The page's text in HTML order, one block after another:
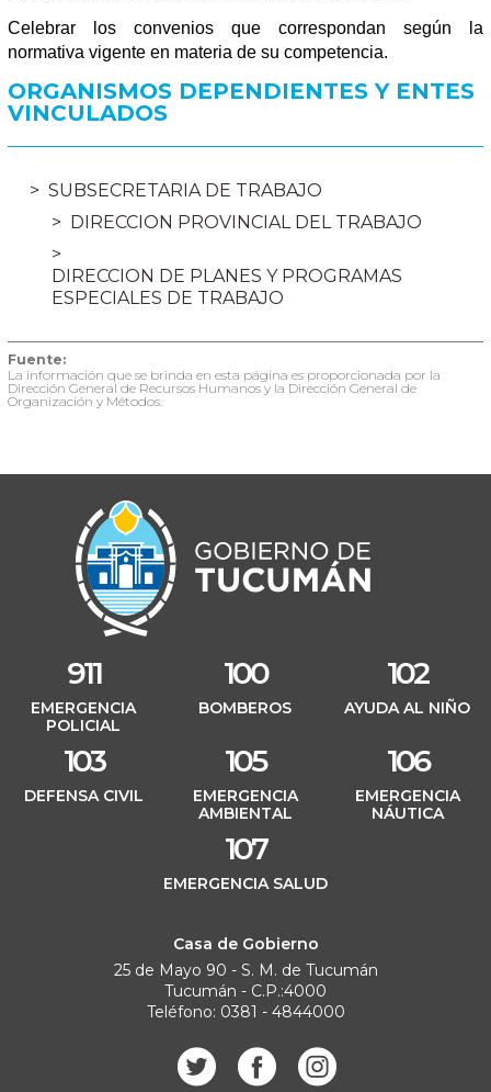
Celebrar los convenios que correspondan según la
normativa vigente en materia de su competencia.
ORGANISMOS DEPENDIENTES Y ENTES
VINCULADOS
SUBSECRETARIA DE TRABAJO
DIRECCION PROVINCIAL DEL TRABAJO
DIRECCION DE PLANES Y PROGRAMAS
ESPECIALES DE TRABAJO
Fuente:
La información que se brinda en esta página es proporcionada por la
Dirección General de Recursos Humanos y la Dirección General de
Organización y Métodos.
911
EMERGENCIA
POLICIAL
100
BOMBEROS
102
AYUDA AL NIÑO
103
DEFENSA CIVIL
105
EMERGENCIA
AMBIENTAL
106
EMERGENCIA
NÁUTICA
107
EMERGENCIA SALUD
Casa de Gobierno
25 de Mayo 90 - S. M. de Tucumán
Tucumán - C.P.:4000
Teléfono: 0381 - 4844000